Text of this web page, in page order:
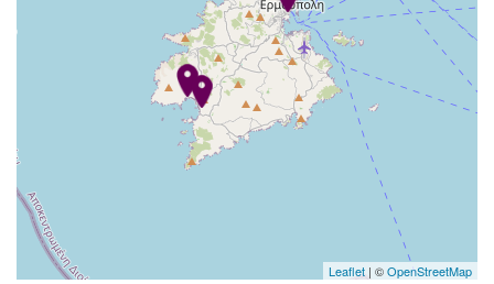
Leaflet | ©OpenStreetMap